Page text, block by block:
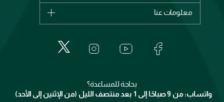
اشترِ بطاقة هدية
بربري
إيف سان لوران
الإرجاع
معلومات عنا
خدمات المعارض
برنامج الولاء ميوز
بحاجة للمساعدة؟
واتساب: من 9 صباحًا إلى 1 بعد منتصف الليل (من الإثنين إلى الأحد)